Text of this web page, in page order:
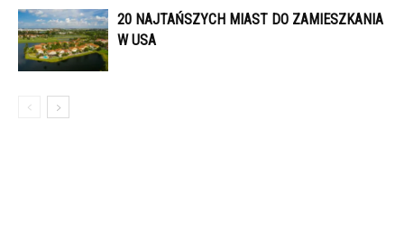
20 NAJTAŃSZYCH MIAST DO ZAMIESZKANIA
W USA